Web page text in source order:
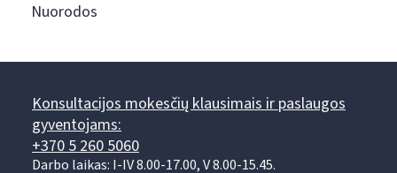
Nuorodos
Konsultacijos mokesčių klausimais ir paslaugos
gyventojams:
+370 5 260 5060
Darbo laikas: I-IV 8.00-17.00, V 8.00-15.45.